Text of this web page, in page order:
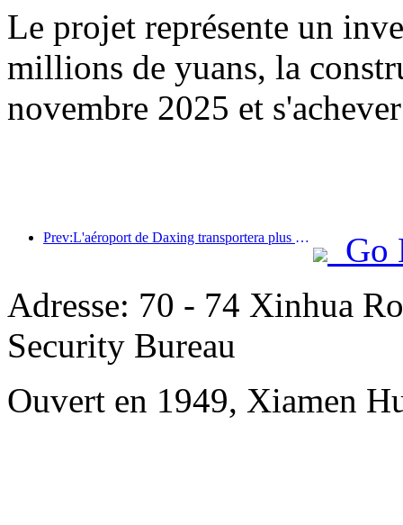
Le projet représente un
millions de yuans, la
novembre 2025 et
Prev:L'aéroport de Daxing transportera plus de 1,3 million de passagers pendant les vacances de la « Fête nationale » en 2025
Go
Adresse: 70 - 74 Xinhua
Security Bureau
Ouvert en 1949, Xiamen